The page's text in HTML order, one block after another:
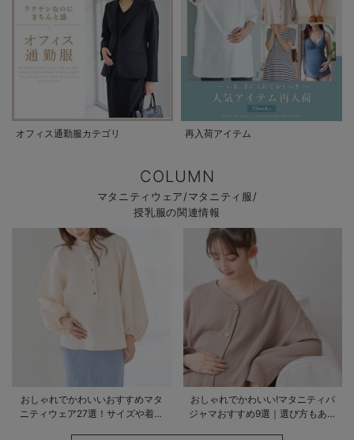
オフィス通勤服カテゴリ 再入荷アイテム
COLUMN
マタニティウェア/マタニティ服/
授乳服の関連情報
おしゃれでかわいいおすすめマタ
ニティウェア27選！サイズや着る
おしゃれでかわいい!マタニティパ
ジャマおすすめ9選｜選び方もあわ